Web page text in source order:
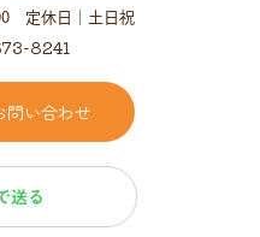
定休日｜土日祝
8241
問い合わせ
送る